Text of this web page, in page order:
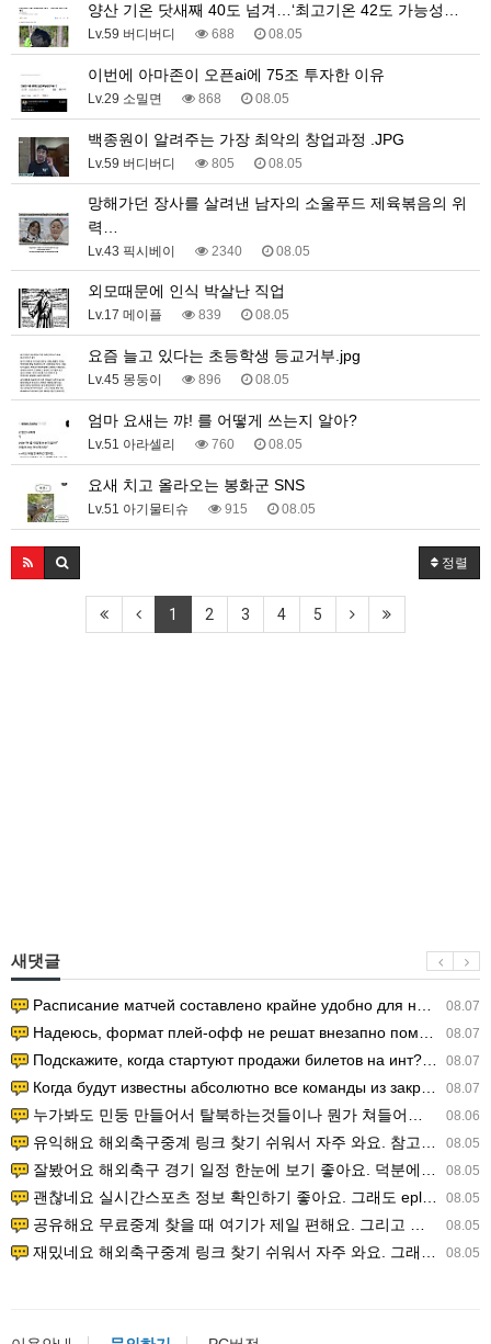
양산 기온 닷새째 40도 넘겨…‘최고기온 42도 가능성…
Lv.59 버디버디 688 08.05
이번에 아마존이 오픈ai에 75조 투자한 이유
Lv.29 소밀면 868 08.05
백종원이 알려주는 가장 최악의 창업과정 .JPG
Lv.59 버디버디 805 08.05
망해가던 장사를 살려낸 남자의 소울푸드 제육볶음의 위
력…
Lv.43 픽시베이 2340 08.05
외모때문에 인식 박살난 직업
Lv.17 메이플 839 08.05
요즘 늘고 있다는 초등학생 등교거부.jpg
Lv.45 몽둥이 896 08.05
엄마 요새는 꺄! 를 어떻게 쓰는지 알아?
Lv.51 아라셀리 760 08.05
요새 치고 올라오는 봉화군 SNS
Lv.51 아기물티슈 915 08.05
정렬
1 2 3 4 5
새댓글
08.07
Расписание матчей составлено крайне удобно для нашего часово…
08.07
Надеюсь, формат плей-офф не решат внезапно поменять. https:/…
08.07
Подскажите, когда стартуют продажи билетов на инт? https://g…
08.07
Когда будут известны абсолютно все команды из закрытых квали…
08.06
누가봐도 민둥 만들어서 탈북하는것들이나 뭔가 쳐들어오는 낌새를 미리 알아차리기 위함이지 저걸 전쟁준비라고 하…
08.05
유익해요 해외축구중계 링크 찾기 쉬워서 자주 와요. 참고로 무료스포츠중계 정보 확인할 때 출처 꼭 체크해요.…
08.05
잘봤어요 해외축구 경기 일정 한눈에 보기 좋아요. 덕분에 epl중계 볼 때 공식 중계 채널 먼저 찾아봐요. …
08.05
괜찮네요 실시간스포츠 정보 확인하기 좋아요. 그래도 epl중계 볼 때 공식 중계 채널 먼저 찾아봐요. 북마크…
08.05
공유해요 무료중계 찾을 때 여기가 제일 편해요. 그리고 무료스포츠중계 정보 확인할 때 출처 꼭 체크해요. 앞…
08.05
재밌네요 해외축구중계 링크 찾기 쉬워서 자주 와요. 그래서 해외축구중계도 정식 서비스로 봐야 안전해요. 다음…